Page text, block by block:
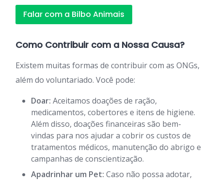
Falar com a Bilbo Animais
Como Contribuir com a Nossa Causa?
Existem muitas formas de contribuir com as ONGs,
além do voluntariado. Você pode:
Doar: Aceitamos doações de ração,
medicamentos, cobertores e itens de higiene.
Além disso, doações financeiras são bem-
vindas para nos ajudar a cobrir os custos de
tratamentos médicos, manutenção do abrigo e
campanhas de conscientização.
Apadrinhar um Pet: Caso não possa adotar,